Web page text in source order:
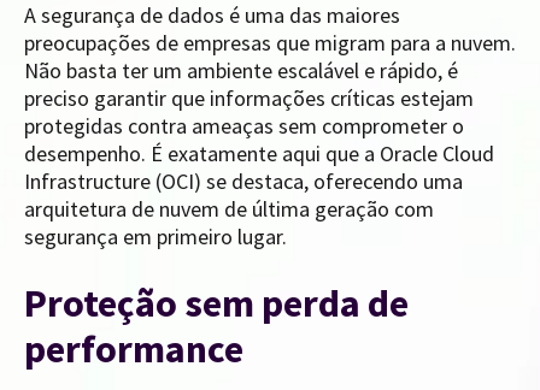
A segurança de dados é uma das maiores
preocupações de empresas que migram para a nuvem.
Não basta ter um ambiente escalável e rápido, é
preciso garantir que informações críticas estejam
protegidas contra ameaças sem comprometer o
desempenho. É exatamente aqui que a Oracle Cloud
Infrastructure (OCI) se destaca, oferecendo uma
arquitetura de nuvem de última geração com
segurança em primeiro lugar.
Proteção sem perda de
performance